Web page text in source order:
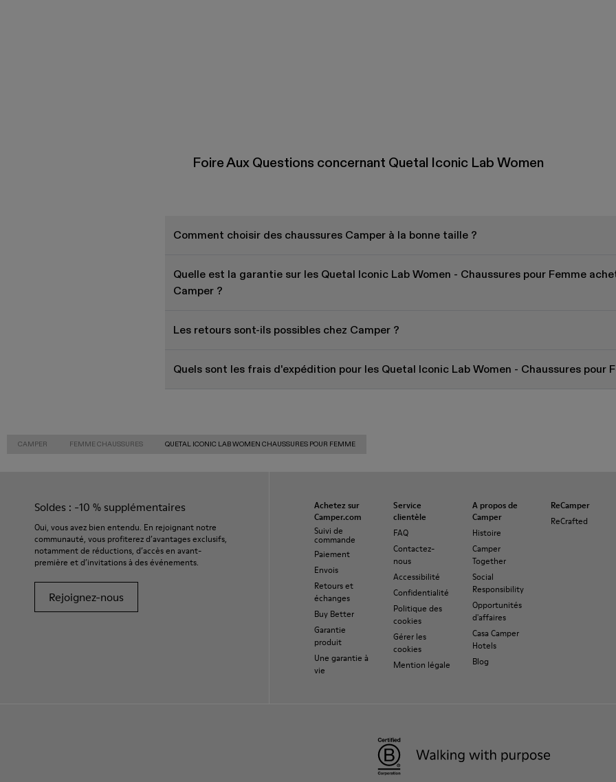
Foire Aux Questions concernant Quetal Iconic Lab Women
Comment choisir des chaussures Camper à la bonne taille ?
Quelle est la garantie sur les Quetal Iconic Lab Women - Chaussures pour Femme
Camper ?
Les retours sont-ils possibles chez Camper ?
Quels sont les frais d'expédition pour les Quetal Iconic Lab Women - Chaussures pour
CAMPER FEMME CHAUSSURES QUETAL ICONIC LAB WOMEN CHAUSSURES POUR FEMME
Soldes : -10 % supplémentaires
Oui, vous avez bien entendu. En rejoignant notre
communauté, vous profiterez d’avantages exclusifs,
notamment de réductions, d’accès en avant-
première et d’invitations à des événements.
Rejoignez-nous
Achetez sur
Camper.com
Suivi de
commande
Paiement
Envois
Retours et
échanges
Buy Better
Garantie
produit
Une garantie à
vie
Service
clientèle
FAQ
Contactez-
nous
Accessibilité
Confidentialité
Politique des
cookies
Gérer les
cookies
Mention légale
A propos de
Camper
Histoire
Camper
Together
Social
Responsibility
Opportunités
d'affaires
Casa Camper
Hotels
Blog
ReCamper
ReCrafted